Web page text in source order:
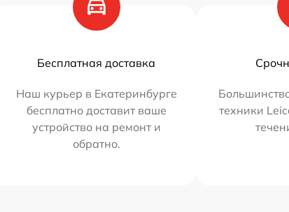
Бесплатная доставка
Наш курьер в Екатеринбурге
бесплатно доставит ваше
устройство на ремонт и
обратно.
техники